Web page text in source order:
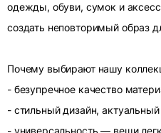
одежды, обуви, сумок и
создать неповторимый образ
Почему выбирают нашу
- безупречное качество
- стильный дизайн,
- универсальность — вещи